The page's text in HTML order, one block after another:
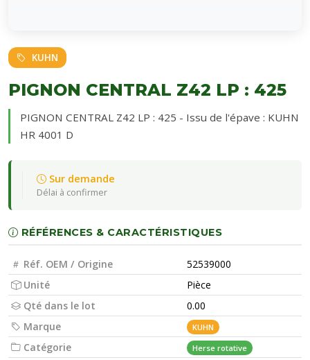
KUHN
PIGNON CENTRAL Z42 LP : 425
PIGNON CENTRAL Z42 LP : 425 - Issu de l'épave : KUHN
HR 4001 D
Sur demande
Délai à confirmer
RÉFÉRENCES & CARACTÉRISTIQUES
Réf. OEM / Origine
52539000
Unité
Pièce
Qté dans le lot
0.00
Marque
KUHN
Catégorie Herse rotative